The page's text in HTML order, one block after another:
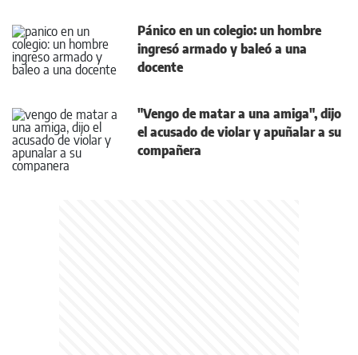
Pánico en un colegio: un hombre
ingresó armado y baleó a una
docente
"Vengo de matar a una amiga", dijo
el acusado de violar y apuñalar a su
compañera